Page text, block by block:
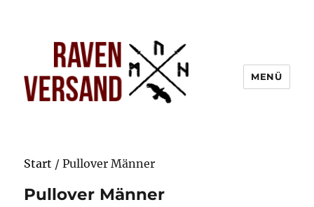
MENÜ
Start / Pullover Männer
Pullover Männer